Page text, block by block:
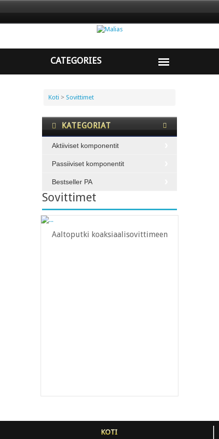
Koti > Sovittimet
KATEGORIAT
Aktiiviset komponentit
Passiiviset komponentit
Bestseller PA
Sovittimet
Aaltoputki koaksiaalisovittimeen
KOTI